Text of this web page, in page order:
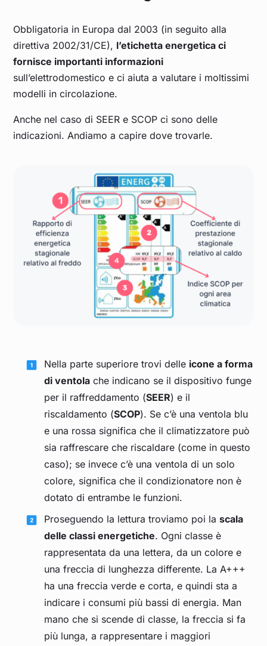
Obbligatoria in Europa dal 2003 (in seguito alla
direttiva 2002/31/CE), l’etichetta energetica ci
fornisce importanti informazioni
sull’elettrodomestico e ci aiuta a valutare i moltissimi
modelli in circolazione.
Anche nel caso di SEER e SCOP ci sono delle
indicazioni. Andiamo a capire dove trovarle.
Nella parte superiore trovi delle icone a forma
di ventola che indicano se il dispositivo funge
per il raffreddamento (SEER) e il
riscaldamento (SCOP). Se c’è una ventola blu
e una rossa significa che il climatizzatore può
sia raffrescare che riscaldare (come in questo
caso); se invece c’è una ventola di un solo
colore, significa che il condizionatore non è
dotato di entrambe le funzioni.
Proseguendo la lettura troviamo poi la scala
delle classi energetiche. Ogni classe è
rappresentata da una lettera, da un colore e
una freccia di lunghezza differente. La A+++
ha una freccia verde e corta, e quindi sta a
indicare i consumi più bassi di energia. Man
mano che si scende di classe, la freccia si fa
più lunga, a rappresentare i maggiori